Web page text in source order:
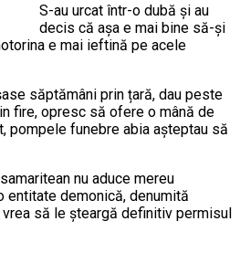
S-au urcat într-o dubă și au
decis că așa e mai bine să-și
e mai ieftină pe acele
săptămâni prin țară, dau peste
fire, opresc să ofere o mână de
pompele funebre abia așteptau să
nu aduce mereu
entitate demonică, denumită
vrea să le șteargă definitiv permisul